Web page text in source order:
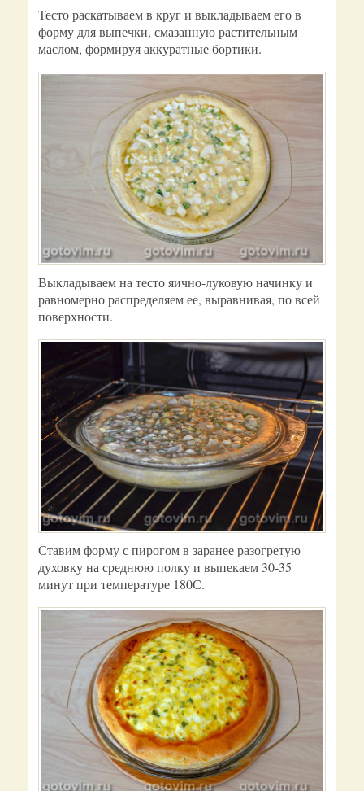
Тесто раскатываем в круг и выкладываем его в
форму для выпечки, смазанную растительным
маслом, формируя аккуратные бортики.
Выкладываем на тесто яично-луковую начинку и
равномерно распределяем ее, выравнивая, по всей
поверхности.
Ставим форму с пирогом в заранее разогретую
духовку на среднюю полку и выпекаем 30-35
минут при температуре 180С.